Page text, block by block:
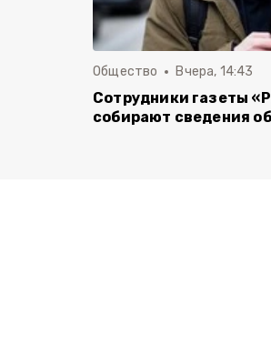
Общество Вчера, 14:43
Сотрудники газеты
собирают сведения